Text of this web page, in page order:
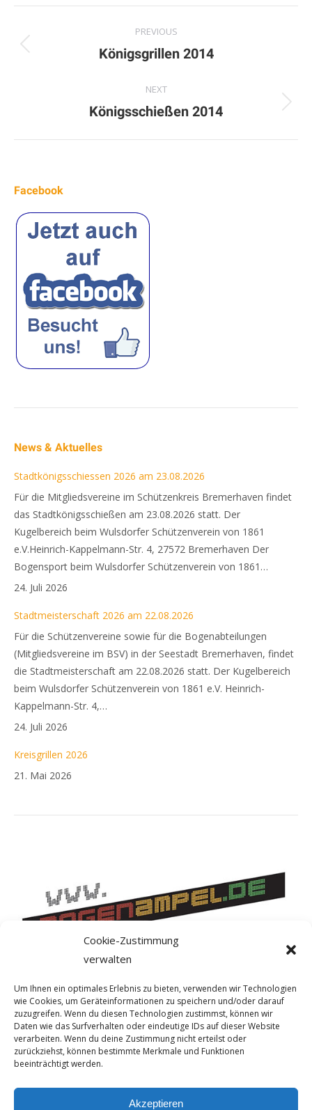
Cookie-Zustimmung
verwalten
Um Ihnen ein optimales Erlebnis zu bieten, verwenden wir Technologien
wie Cookies, um Geräteinformationen zu speichern und/oder darauf
zuzugreifen. Wenn du diesen Technologien zustimmst, können wir
Daten wie das Surfverhalten oder eindeutige IDs auf dieser Website
verarbeiten. Wenn du deine Zustimmung nicht erteilst oder
zurückziehst, können bestimmte Merkmale und Funktionen
beeinträchtigt werden.
Akzeptieren
navigation
PREVIOUS
Previous
Königsgrillen 2014
NEXT
Next
Königsschießen 2014
Facebook
News & Aktuelles
Stadtkönigsschiessen 2026 am 23.08.2026
Für die Mitgliedsvereine im Schützenkreis Bremerhaven findet
das Stadtkönigsschießen am 23.08.2026 statt. Der
Kugelbereich beim Wulsdorfer Schützenverein von 1861
e.V.Heinrich-Kappelmann-Str. 4, 27572 Bremerhaven Der
Bogensport beim Wulsdorfer Schützenverein von 1861…
24. Juli 2026
Stadtmeisterschaft 2026 am 22.08.2026
Für die Schützenvereine sowie für die Bogenabteilungen
(Mitgliedsvereine im BSV) in der Seestadt Bremerhaven, findet
die Stadtmeisterschaft am 22.08.2026 statt. Der Kugelbereich
beim Wulsdorfer Schützenverein von 1861 e.V. Heinrich-
Kappelmann-Str. 4,…
24. Juli 2026
Kreisgrillen 2026
21. Mai 2026